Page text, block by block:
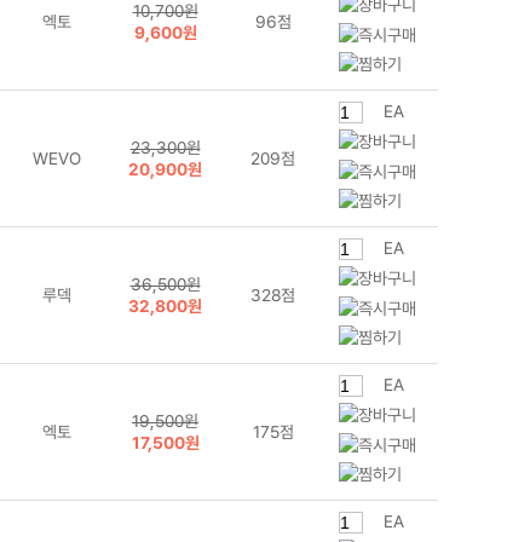
엑토
10,700원
9,600원
96점
WEVO
23,300원
20,900원
209점
EA
루덱
36,500원
32,800원
328점
EA
엑토
19,500원
17,500원
175점
EA
EA